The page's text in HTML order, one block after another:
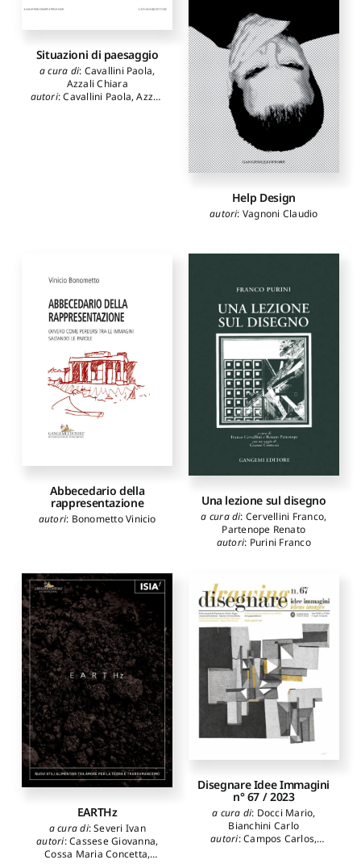
Situazioni di paesaggio
a cura di: Cavallini Paola,
Azzali Chiara
autori:Cavallini Paola,Azzali
Help Design
autori: Vagnoni Claudio
Abbecedario della
rappresentazione
autori: Bonometto Vinicio
Una lezione sul disegno
a cura di: Cervellini Franco,
Partenope Renato
autori: Purini Franco
EARTHz
a cura di:Severi Ivan
autori:Cassese Giovanna,
Cossa Maria Concetta,
Disegnare Idee Immagini
n° 67 / 2023
a cura di: Docci Mario,
Bianchini Carlo
autori:Campos Carlos,